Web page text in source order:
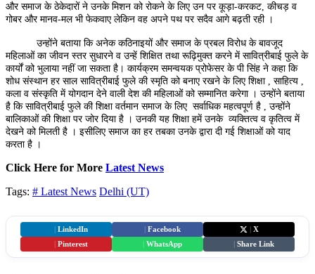
और समाज के ठेकेदारों ने उनके मिशन को रोकने के लिए उन पर कूड़ा-करकट, कीचड़ व
गोबर और मानव-मल भी फेकवाए लेकिन वह अपने पथ पर सदैव आगे बढ़ती रही ।
उन्होंने बताया कि अनेक कठिनाइयों और समाज के प्रबल विरोध के बावजूद
महिलाओं का जीवन स्तर सुधारने व उन्हें शिक्षित तथा रूढ़िमुक्त करने में सावित्रीबाई फुले के
कार्यों को भुलाया नहीं जा सकता है। कार्यक्रम समन्वयक प्रोफेसर के पी सिंह ने कहा कि
शोध संस्थान हर साल सावित्रीबाई फुले की स्मृति को बनाए रखने के लिए शिक्षा , साहित्य ,
कला व संस्कृति में योगदान देने वाली देश की महिलाओं को सम्मानित करेगा । उन्होंने बताया
है कि सावित्रीबाई फुले की शिक्षा वर्तमान समाज के लिए सर्वाधिक महत्वपूर्ण है , उन्होंने
बालिकाओं की शिक्षा पर जोर दिया है । उनकी यह शिक्षा हमें उनके व्यक्तित्व व कृतित्व में
देखने को मिलती है । इसीलिए समाज का हर तबका उनके द्वारा दी गई शिक्षाओं को याद
करता है ।
Click Here for More Latest News
Tags: # Latest News Delhi (UT)
LinkedIn Facebook
X
Pinterest WhatsApp Share Link